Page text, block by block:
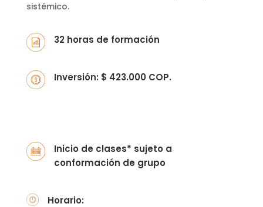
sistémico.
32 horas de formación
Inversión: $ 423.000 COP.
Inicio de clases* sujeto a
conformación de grupo
Horario: